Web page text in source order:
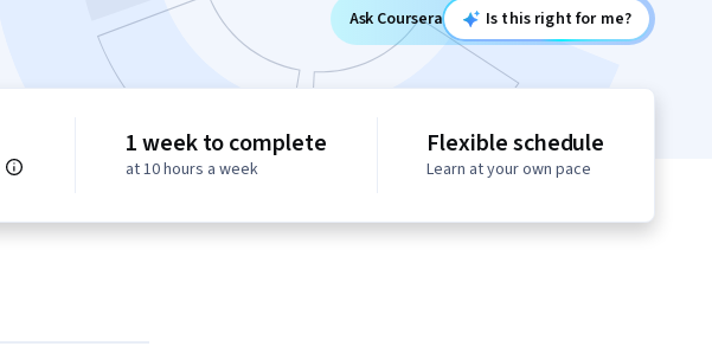
Ask Coursera Is this right for me?
1 week to complete
at 10 hours a week
Flexible schedule
Learn at your own pace